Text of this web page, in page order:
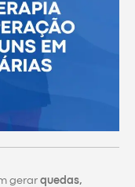
gerar quedas,